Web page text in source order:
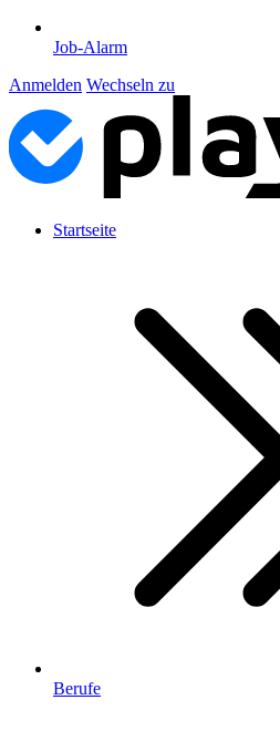
Job-Alarm
Anmelden Wechseln zu
Startseite
Berufe